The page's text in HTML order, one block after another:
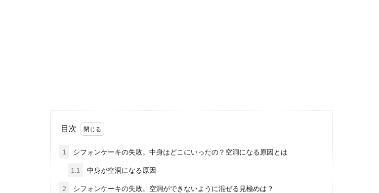
なすがたくさんある時には、なすをたっぷりと使った常備菜を作ってみませんか
目次
1 シフォンケーキの失敗。中身はどこにいったの？空洞になる原因とは
1.1 中身が空洞になる原因
2 シフォンケーキの失敗。空洞ができないように混ぜる見極めは？